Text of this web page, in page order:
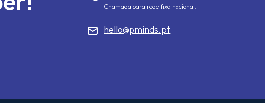
Chamada para rede fixa nacional.
hello@pminds.pt